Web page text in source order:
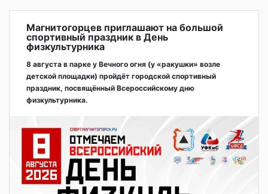
Магнитогорцев приглашают на большой
спортивный праздник в День
физкультурника
8 августа в парке у Вечного огня (у «ракушки» возле
детской площадки) пройдёт городской спортивный
праздник, посвящённый Всероссийскому дню
физкультурника.